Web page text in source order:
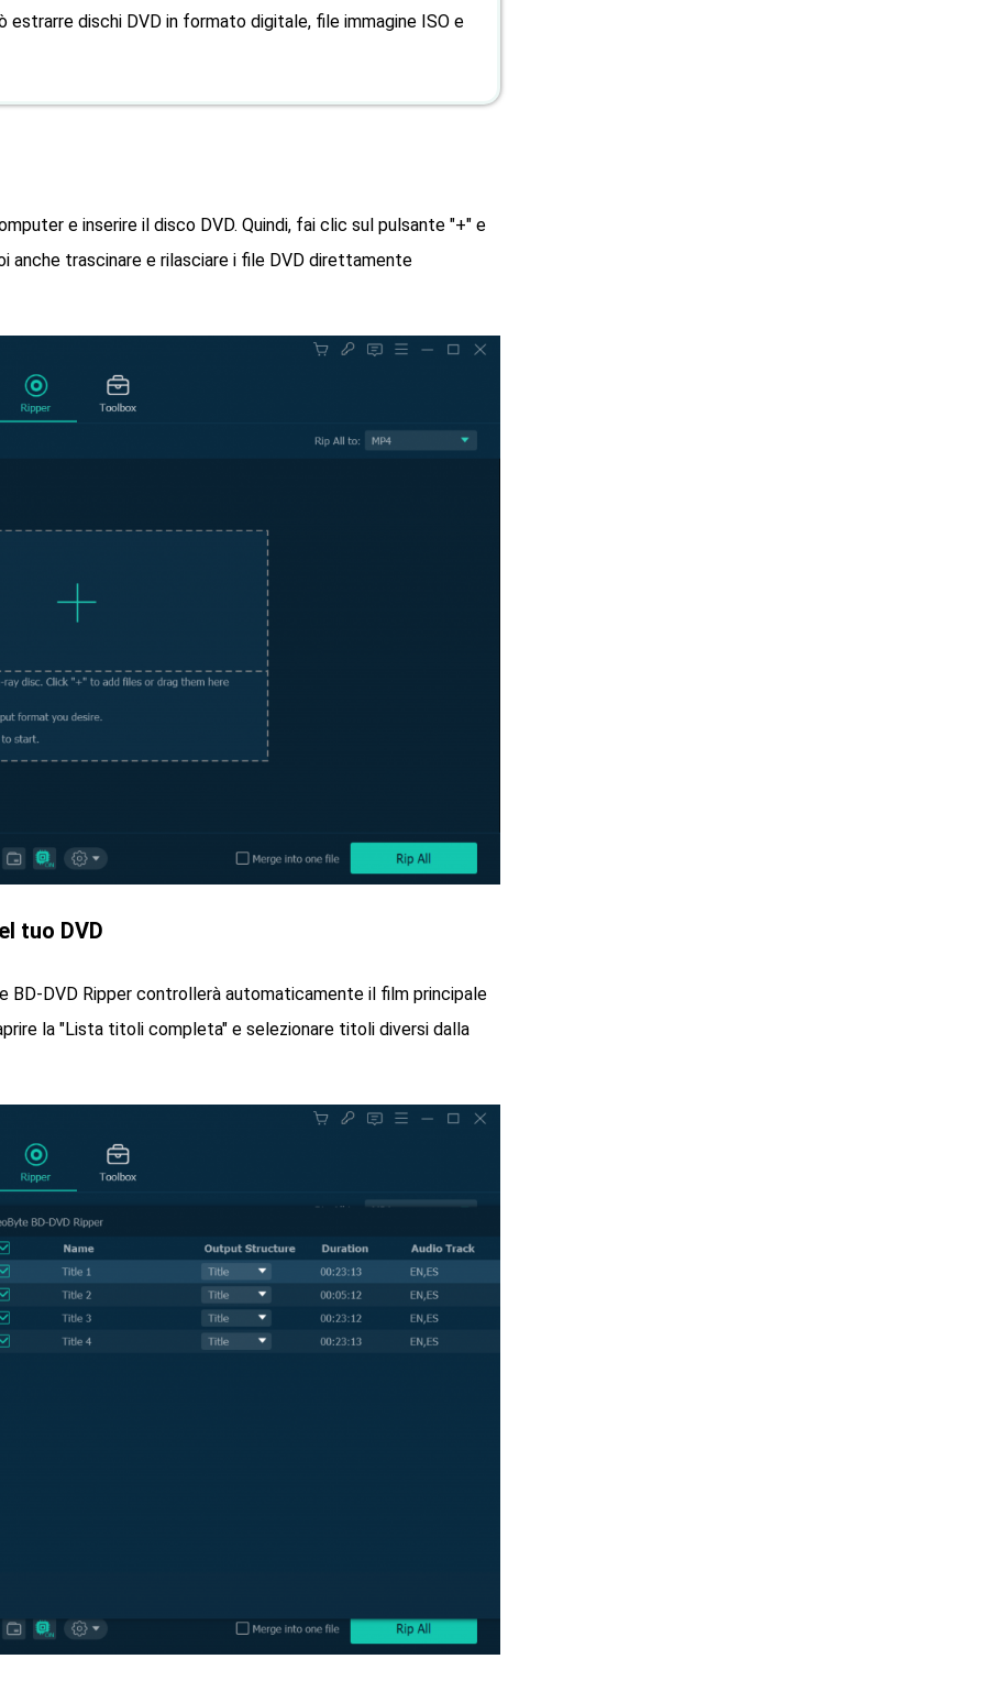
estrarre dischi DVD in formato digitale, file immagine ISO e
e inserire il disco DVD. Quindi, fai clic sul pulsante "+" e
anche trascinare e rilasciare i file DVD direttamente
tuo DVD
BD-DVD Ripper controllerà automaticamente il film principale
la "Lista titoli completa" e selezionare titoli diversi dalla